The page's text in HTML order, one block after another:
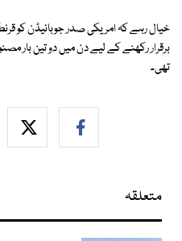
خیال رہے کہ امریکی صدر جوبائیڈن کو
برقرار رکھنے کے لیے دن میں دو تین بار
تھی۔
متعلقہ